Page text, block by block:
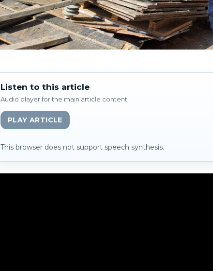
Listen to this article
Audio player for the main article content
PLAY ARTICLE
This browser does not support speech synthesis.